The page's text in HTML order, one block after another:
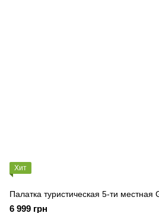
Хит
Палатка туристическая 5-ти местная
6 999 грн